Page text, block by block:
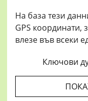
На база тези
GPS координати,
влезе във всеки
Ключови